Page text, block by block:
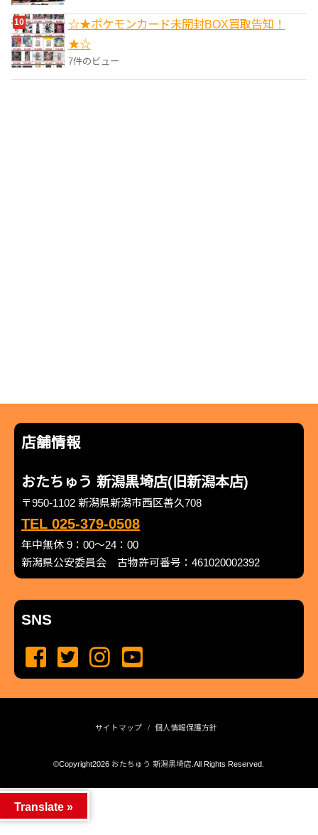
☆★ポケモンカード未開封BOX買取告知！
★☆
7件のビュー
店舗情報
おたちゅう 新潟黒埼店(旧新潟本店)
〒950-1102 新潟県新潟市西区善久708
TEL 025-379-0508
年中無休 9：00～24：00
新潟県公安委員会 古物許可番号：461020002392
SNS
サイトマップ 個人情報保護方針
©Copyright2026 おたちゅう 新潟黒埼店 .All Rights Reserved.
Translate »